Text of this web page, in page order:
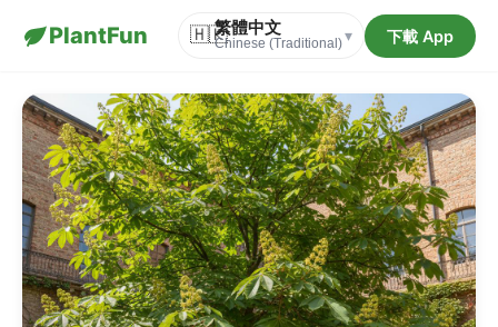
PlantFun 🇭🇰繁體中文
Chinese (Traditional)▾ 下載 App